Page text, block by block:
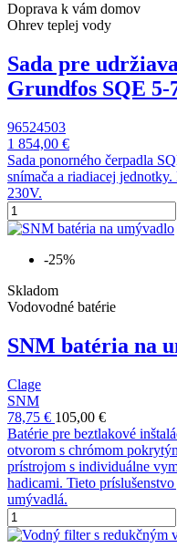
Doprava k vám domov
Ohrev teplej vody
Sada pre
Grundfos SQE 5-
96524503
1 854,00 €
Sada ponorného čerpadla
snímača a riadiacej
230V.
-25%
Skladom
Vodovodné batérie
SNM batéria na
Clage
SNM
78,75 € 105,00 €
Batérie pre beztlakové
otvorom s chrómom
prístrojom s individuálne
hadicami. Tieto
umývadlá.